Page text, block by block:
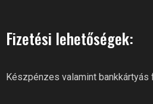
Fizetési lehetőségek:
Készpénzes valamint